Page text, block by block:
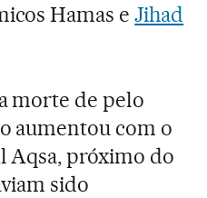
Hamas eJihad
morte de pelo
aumentou com o
Aqsa, próximo do
sido